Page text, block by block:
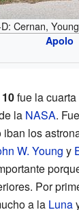
Cernan,
Apolo
fue la
la NASA.
los
W. Young y
Por
a la Luna